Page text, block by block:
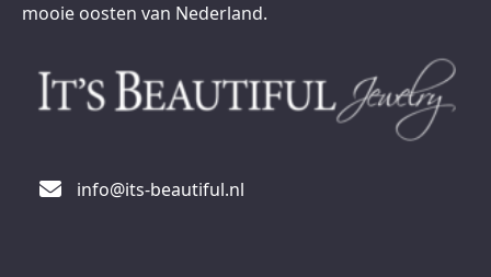
mooie oosten van Nederland.
info@its-beautiful.nl